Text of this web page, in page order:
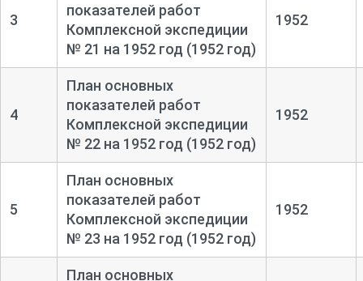
3
показателей работ
Комплексной экспедиции
№ 21 на 1952 год (1952 год)
1952
4
План основных
показателей работ
Комплексной экспедиции
№ 22 на 1952 год (1952 год)
1952
5
План основных
показателей работ
Комплексной экспедиции
№ 23 на 1952 год (1952 год)
1952
План основных